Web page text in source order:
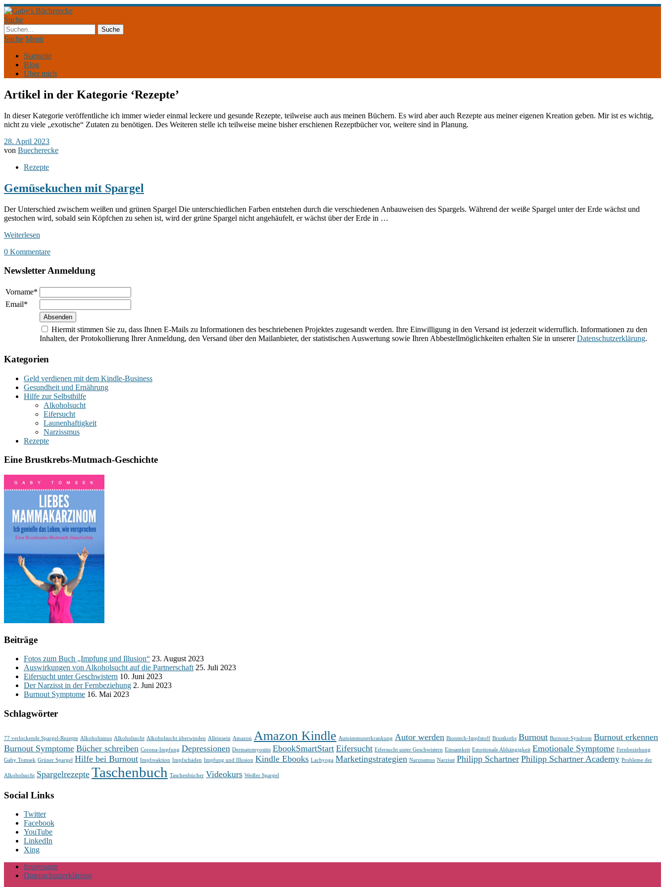
Suche
Suche Menü
Startseite
Blog
Über mich
Artikel in der Kategorie ‘Rezepte’
In dieser Kategorie veröffentliche ich immer wieder einmal leckere und gesunde Rezepte, teilweise auch aus meinen Büchern. Es wird aber auch Rezepte aus meiner eigenen Kreation geben. Mir ist es wichtig,
nicht zu viele „exotische“ Zutaten zu benötigen. Des Weiteren stelle ich teilweise meine bisher erschienen Rezeptbücher vor, weitere sind in Planung.
28. April 2023
von Buecherecke
Rezepte
Gemüsekuchen mit Spargel
Der Unterschied zwischem weißen und grünen Spargel Die unterschiedlichen Farben entstehen durch die verschiedenen Anbauweisen des Spargels. Während der weiße Spargel unter der Erde wächst und
gestochen wird, sobald sein Köpfchen zu sehen ist, wird der grüne Spargel nicht angehäufelt, er wächst über der Erde in …
Weiterlesen
0 Kommentare
Newsletter Anmeldung
Vorname*
Email*
Hiermit stimmen Sie zu, dass Ihnen E-Mails zu Informationen des beschriebenen Projektes zugesandt werden. Ihre Einwilligung in den Versand ist jederzeit widerruflich. Informationen zu den
Inhalten, der Protokollierung Ihrer Anmeldung, den Versand über den Mailanbieter, der statistischen Auswertung sowie Ihren Abbestellmöglichkeiten erhalten Sie in unsererDatenschutzerklärung.
Kategorien
Geld verdienen mit dem Kindle-Business
Gesundheit und Ernährung
Hilfe zur Selbsthilfe
Alkoholsucht
Eifersucht
Launenhaftigkeit
Narzissmus
Rezepte
Eine Brustkrebs-Mutmach-Geschichte
Beiträge
Fotos zum Buch „Impfung und Illusion“ 23. August 2023
Auswirkungen von Alkoholsucht auf die Partnerschaft 25. Juli 2023
Eifersucht unter Geschwistern 10. Juni 2023
Der Narzisst in der Fernbeziehung 2. Juni 2023
Burnout Symptome 16. Mai 2023
Schlagwörter
77 verlockende Spargel-Rezepte Alkoholismus Alkoholsucht Alkoholsucht überwinden Alleinsein Amazon Amazon Kindle Autoimmunerkrankung Autor werden Biontech-Impfstoff Brustkrebs Burnout Burnout-Syndrom Burnout erkennen
Burnout Symptome Bücher schreiben Corona-Impfung Depressionen Dermatomyositis EbookSmartStart Eifersucht Eifersucht unter Geschwistern Einsamkeit Emotionale Abhängigkeit Emotionale Symptome Fernbeziehung
Gaby Tomsek Grüner Spargel Hilfe bei Burnout Impfreaktion Impfschäden Impfung und Illusion Kindle Ebooks Lachyoga Marketingstrategien Narzissmus Narzisst Philipp Schartner Philipp Schartner Academy Probleme der
Alkoholsucht Spargelrezepte Taschenbuch Taschenbücher Videokurs Weißer Spargel
Social Links
Twitter
Facebook
YouTube
LinkedIn
Xing
Impressum
Datenschutzerklärung